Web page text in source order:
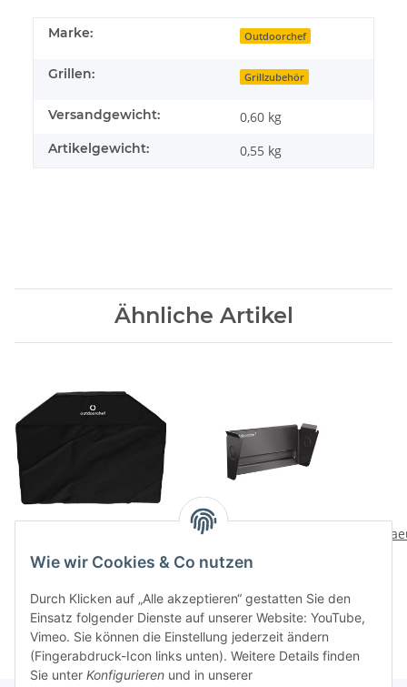
Marke: Outdoorchef
Grillen: Grillzubehör
Versandgewicht: 0,60 kg
Artikelgewicht: 0,55 kg
Ähnliche Artikel
109,00 CHF *
29,95 CHF
Wie wir Cookies & Co nutzen
Durch Klicken auf „Alle akzeptieren“ gestatten Sie den
Einsatz folgender Dienste auf unserer Website: YouTube,
Vimeo. Sie können die Einstellung jederzeit ändern
(Fingerabdruck-Icon links unten). Weitere Details finden
Sie unter Konfigurieren und in unserer